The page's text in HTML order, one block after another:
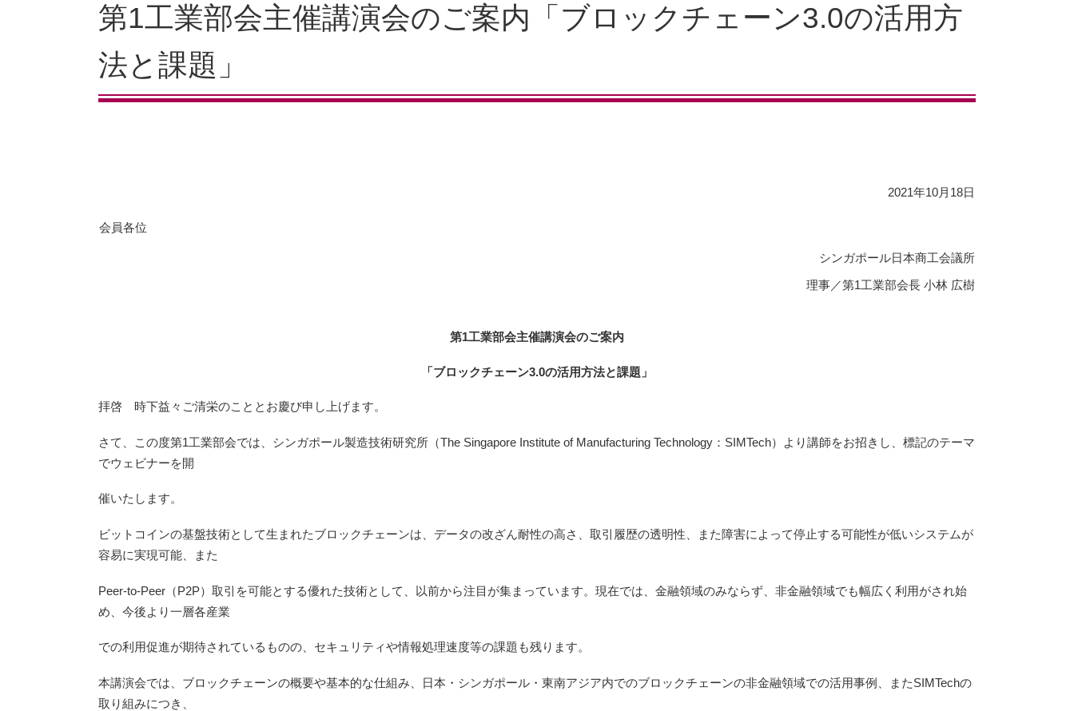
第1工業部会主催講演会のご案内「ブロックチェーン3.0の活用方
法と課題」
2021年10月18日
会員各位
シンガポール日本商工会議所
理事／第1工業部会長 小林 広樹
第1工業部会主催講演会のご案内
「ブロックチェーン3.0の活用方法と課題」
拝啓 時下益々ご清栄のこととお慶び申し上げます。
さて、この度第1工業部会では、シンガポール製造技術研究所（The Singapore Institute of Manufacturing Technology：SIMTech）より講師をお招きし、標記のテーマ
でウェビナーを開
催いたします。
ビットコインの基盤技術として生まれたブロックチェーンは、データの改ざん耐性の高さ、取引履歴の透明性、また障害によって停止する可能性が低いシステムが
容易に実現可能、また
Peer-to-Peer（P2P）取引を可能とする優れた技術として、以前から注目が集まっています。現在では、金融領域のみならず、非金融領域でも幅広く利用がされ始
め、今後より一層各産業
での利用促進が期待されているものの、セキュリティや情報処理速度等の課題も残ります。
本講演会では、ブロックチェーンの概要や基本的な仕組み、日本・シンガポール・東南アジア内でのブロックチェーンの非金融領域での活用事例、またSIMTechの
取り組みにつき、